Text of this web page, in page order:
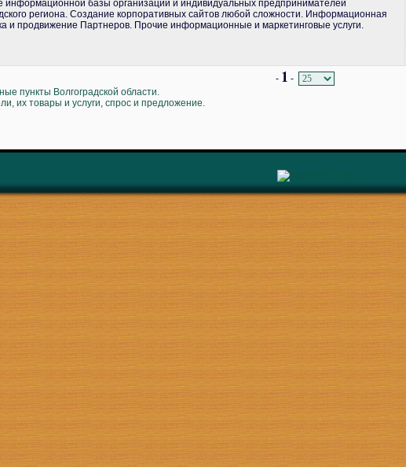
информационной базы организаций и индивидуальных предпринимателей
региона. Создание корпоративных сайтов любой сложности. Информационная
и продвижение Партнеров. Прочие информационные и маркетинговые услуги.
- 1 -
пункты Волгоградской области.
их товары и услуги, спрос и предложение.